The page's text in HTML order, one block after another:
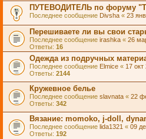
ПУТЕВОДИТЕЛЬ по форуму
Последнее сообщение Divsha « 23
Перешиваете ли вы свои
Последнее сообщение irashka « 26
Ответы: 16
Одежда из подручных
Последнее сообщение Elmice « 17 окт
Ответы: 2144
Кружевное белье
Последнее сообщение slavnata « 22
Ответы: 342
Вязание: momoko, j-doll,
Последнее сообщение lida1321 « 09
Ответы: 192